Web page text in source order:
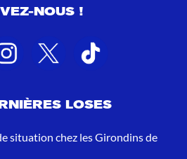
t
c
NOUS !
LOSES
situation chez les Girondins de